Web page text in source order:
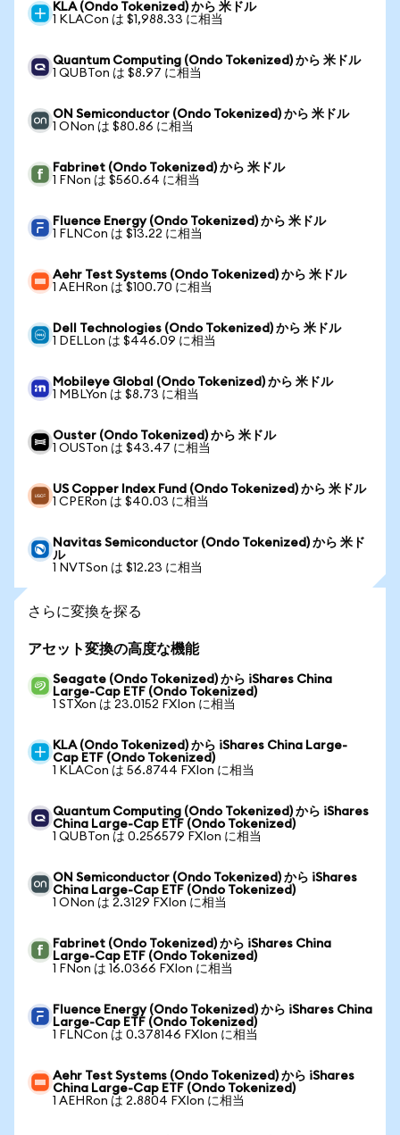
KLA (Ondo Tokenized) から 米ドル
1 KLACon は $1,988.33 に相当
Quantum Computing (Ondo Tokenized) から 米ドル
1 QUBTon は $8.97 に相当
ON Semiconductor (Ondo Tokenized) から 米ドル
1 ONon は $80.86 に相当
Fabrinet (Ondo Tokenized) から 米ドル
1 FNon は $560.64 に相当
Fluence Energy (Ondo Tokenized) から 米ドル
1 FLNCon は $13.22 に相当
Aehr Test Systems (Ondo Tokenized) から 米ドル
1 AEHRon は $100.70 に相当
Dell Technologies (Ondo Tokenized) から 米ドル
1 DELLon は $446.09 に相当
Mobileye Global (Ondo Tokenized) から 米ドル
1 MBLYon は $8.73 に相当
Ouster (Ondo Tokenized) から 米ドル
1 OUSTon は $43.47 に相当
US Copper Index Fund (Ondo Tokenized) から 米ドル
1 CPERon は $40.03 に相当
Navitas Semiconductor (Ondo Tokenized) から 米ド
ル
1 NVTSon は $12.23 に相当
さらに変換を探る
アセット変換の高度な機能
Seagate (Ondo Tokenized) から iShares China
Large-Cap ETF (Ondo Tokenized)
1 STXon は 23.0152 FXIon に相当
KLA (Ondo Tokenized) から iShares China Large-
Cap ETF (Ondo Tokenized)
1 KLACon は 56.8744 FXIon に相当
Quantum Computing (Ondo Tokenized) から iShares
China Large-Cap ETF (Ondo Tokenized)
1 QUBTon は 0.256579 FXIon に相当
ON Semiconductor (Ondo Tokenized) から iShares
China Large-Cap ETF (Ondo Tokenized)
1 ONon は 2.3129 FXIon に相当
Fabrinet (Ondo Tokenized) から iShares China
Large-Cap ETF (Ondo Tokenized)
1 FNon は 16.0366 FXIon に相当
Fluence Energy (Ondo Tokenized) から iShares China
Large-Cap ETF (Ondo Tokenized)
1 FLNCon は 0.378146 FXIon に相当
Aehr Test Systems (Ondo Tokenized) から iShares
China Large-Cap ETF (Ondo Tokenized)
1 AEHRon は 2.8804 FXIon に相当